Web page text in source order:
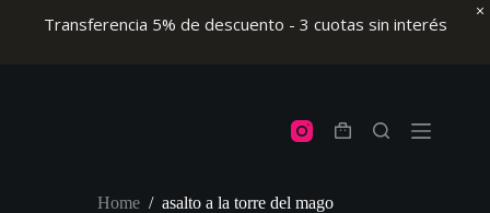
Transferencia 5% de descuento - 3 cuotas sin interés
Shopping
Home / asalto a la torre del mago